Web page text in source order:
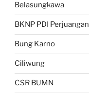
Belasungkawa
BKNP PDI Perjuangan
Bung Karno
Ciliwung
CSR BUMN